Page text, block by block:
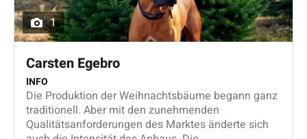
1
Carsten Egebro
INFO
Die Produktion der Weihnachtsbäume begann ganz
traditionell. Aber mit den zunehmenden
Qualitätsanforderungen des Marktes änderte sich